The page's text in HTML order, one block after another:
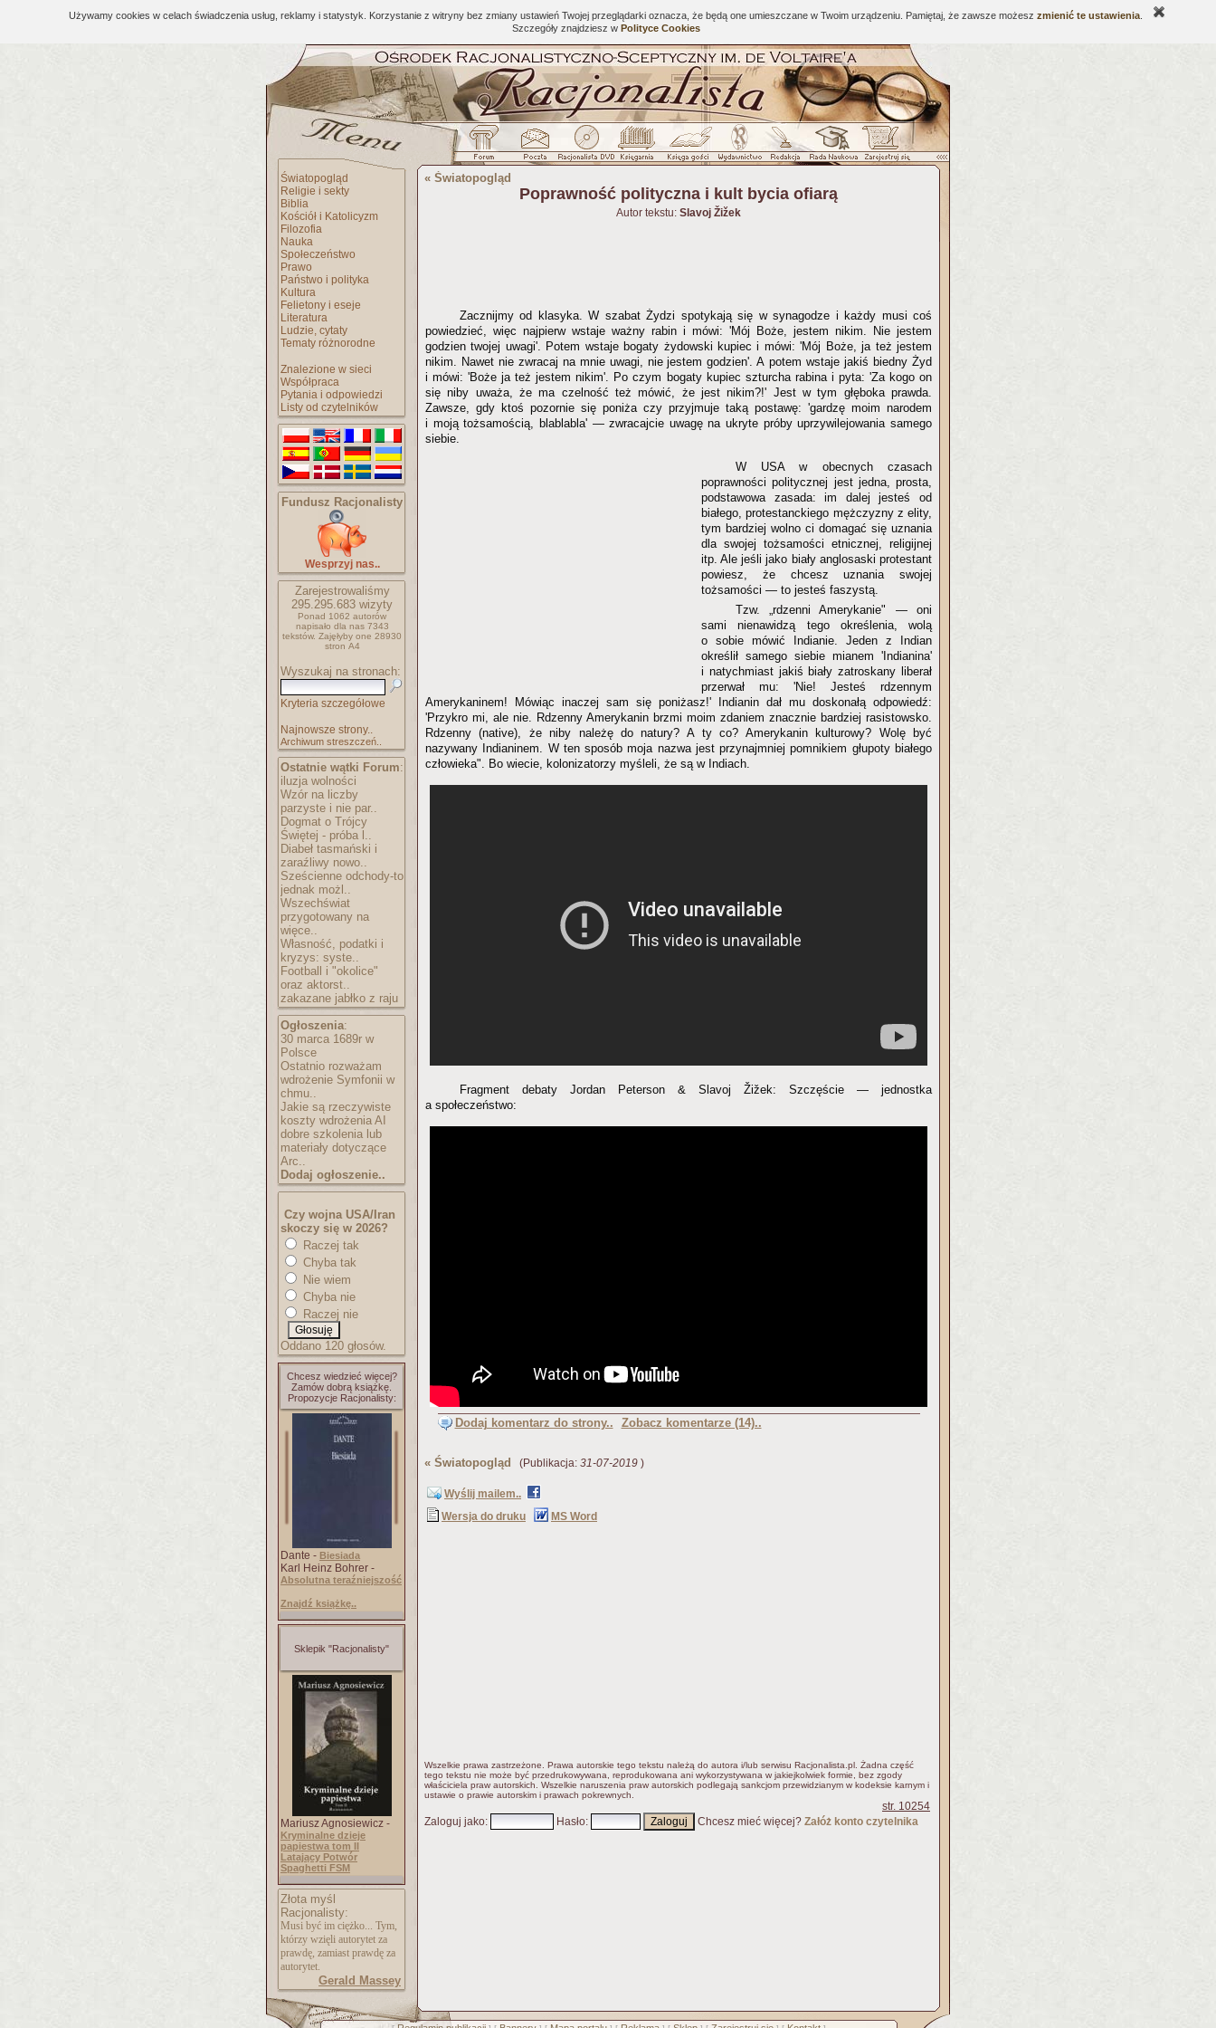
Używamy cookies w celach świadczenia usług, reklamy i statystyk. Korzystanie z witryny bez zmiany ustawień Twojej przeglądarki oznacza, że będą one umieszczane w Twoim urządzeniu. Pamiętaj, że zawsze możesz zmienić te ustawienia
Szczegóły znajdziesz w Polityce Cookies
Światopogląd
Religie i sekty
Biblia
Kościół i Katolicyzm
Filozofia
Nauka
Społeczeństwo
Prawo
Państwo i polityka
Kultura
Felietony i eseje
Literatura
Ludzie, cytaty
Tematy różnorodne
Znalezione w sieci
Współpraca
Pytania i odpowiedzi
Listy od czytelników
Fundusz Racjonalisty
Wesprzyj nas..
Zarejestrowaliśmy
295.295.683 wizyty
Ponad 1062 autorów
napisało dla nas 7343
tekstów. Zajęłyby one 28930
stron A4
Wyszukaj na stronach:
Kryteria szczegółowe
Najnowsze strony..
Archiwum streszczeń..
Ostatnie wątki Forum:
iluzja wolności
Wzór na liczby
parzyste i nie par..
Dogmat o Trójcy
Świętej - próba l..
Diabeł tasmański i
zaraźliwy nowo..
Sześcienne odchody-to
jednak możl..
Wszechświat
przygotowany na
więce..
Własność, podatki i
kryzys: syste..
Football i "okolice"
oraz aktorst..
zakazane jabłko z raju
Ogłoszenia:
30 marca 1689r w
Polsce
Ostatnio rozważam
wdrożenie Symfonii w
chmu..
Jakie są rzeczywiste
koszty wdrożenia AI
dobre szkolenia lub
materiały dotyczące
Arc..
Dodaj ogłoszenie..
Czy wojna USA/Iran
skoczy się w 2026?
Raczej tak
Chyba tak
Nie wiem
Chyba nie
Raczej nie
Oddano 120 głosów.
Chcesz wiedzieć więcej?
Zamów dobrą książkę.
Propozycje Racjonalisty:
Dante - Biesiada
Karl Heinz Bohrer -
Absolutna teraźniejszość
Znajdź książkę..
Sklepik "Racjonalisty"
Mariusz Agnosiewicz -
Kryminalne dzieje
papiestwa tom II
Latający Potwór
Spaghetti FSM
Złota myśl
Racjonalisty:
Musi być im ciężko... Tym,
którzy wzięli autorytet za
prawdę, zamiast prawdę za
autorytet.
Gerald Massey
« Światopogląd
Poprawność polityczna i kult bycia ofiarą
Autor tekstu: Slavoj Žižek
Zacznijmy od klasyka. W szabat Żydzi spotykają się w synagodze i każdy musi coś
powiedzieć, więc najpierw wstaje ważny rabin i mówi: 'Mój Boże, jestem nikim. Nie jestem
godzien twojej uwagi'. Potem wstaje bogaty żydowski kupiec i mówi: 'Mój Boże, ja też jestem
nikim. Nawet nie zwracaj na mnie uwagi, nie jestem godzien'. A potem wstaje jakiś biedny Żyd
i mówi: 'Boże ja też jestem nikim'. Po czym bogaty kupiec szturcha rabina i pyta: 'Za kogo on
się niby uważa, że ma czelność też mówić, że jest nikim?!' Jest w tym głęboka prawda.
Zawsze, gdy ktoś pozornie się poniża czy przyjmuje taką postawę: 'gardzę moim narodem
i moją tożsamością, blablabla' — zwracajcie uwagę na ukryte próby uprzywilejowania samego
siebie.
W USA w obecnych czasach
poprawności politycznej jest jedna, prosta,
podstawowa zasada: im dalej jesteś od
białego, protestanckiego mężczyzny z elity,
tym bardziej wolno ci domagać się uznania
dla swojej tożsamości etnicznej, religijnej
itp. Ale jeśli jako biały anglosaski protestant
powiesz, że chcesz uznania swojej
tożsamości — to jesteś faszystą.
Tzw. „rdzenni Amerykanie" — oni
sami nienawidzą tego określenia, wolą
o sobie mówić Indianie. Jeden z Indian
określił samego siebie mianem 'Indianina'
i natychmiast jakiś biały zatroskany liberał
przerwał mu: 'Nie! Jesteś rdzennym
Amerykaninem! Mówiąc inaczej sam się poniżasz!' Indianin dał mu doskonałą odpowiedź:
'Przykro mi, ale nie. Rdzenny Amerykanin brzmi moim zdaniem znacznie bardziej rasistowsko.
Rdzenny (native), że niby należę do natury? A ty co? Amerykanin kulturowy? Wolę być
nazywany Indianinem. W ten sposób moja nazwa jest przynajmniej pomnikiem głupoty białego
człowieka". Bo wiecie, kolonizatorzy myśleli, że są w Indiach.
Fragment debaty Jordan Peterson & Slavoj Žižek: Szczęście — jednostka
a społeczeństwo:
Dodaj komentarz do strony.. Zobacz komentarze (14)..
« Światopogląd (Publikacja: 31-07-2019 )
Wyślij mailem..
Wersja do druku
MS Word
Wszelkie prawa zastrzeżone. Prawa autorskie tego tekstu należą do autora i/lub serwisu Racjonalista.pl. Żadna część
tego tekstu nie może być przedrukowywana, reprodukowana ani wykorzystywana w jakiejkolwiek formie, bez zgody
właściciela praw autorskich. Wszelkie naruszenia praw autorskich podlegają sankcjom przewidzianym w kodeksie karnym i
ustawie o prawie autorskim i prawach pokrewnych.
str. 10254
Zaloguj jako: Hasło: Chcesz mieć więcej? Załóż konto czytelnika